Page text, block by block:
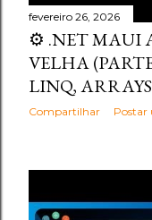
fevereiro 26, 2026
⚙️ .NET MAUI
VELHA
LINQ,
Compartilhar Postar